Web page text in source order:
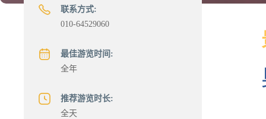
联系方式:
010-64529060
最佳游览时间:
全年
推荐游览时长:
全天